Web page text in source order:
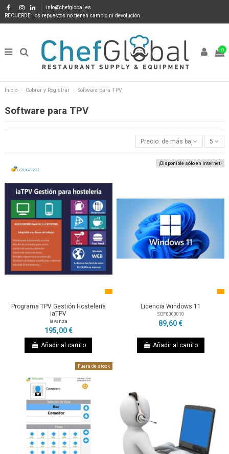
info@chefglobal.es
RECUERDE: los repuestos no tienen cambio ni devolución
0
Inicio Cobrar y Registrar Software para TPV
Software para TPV
Precio: de más bajo a más alto
5
Programa TPV Gestión Hosteleria
iaTPV
iavanza
195,00 €
Añadir al carrito
¡Disponible sólo en Internet!
Licencia Windows 11
SOF0000010
89,60 €
Añadir al carrito
Fuera de stock